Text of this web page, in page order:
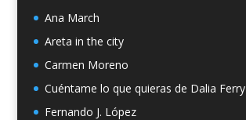
Ana March
Areta in the city
Carmen Moreno
Cuéntame lo que quieras de Dalia Ferry
Fernando J. López